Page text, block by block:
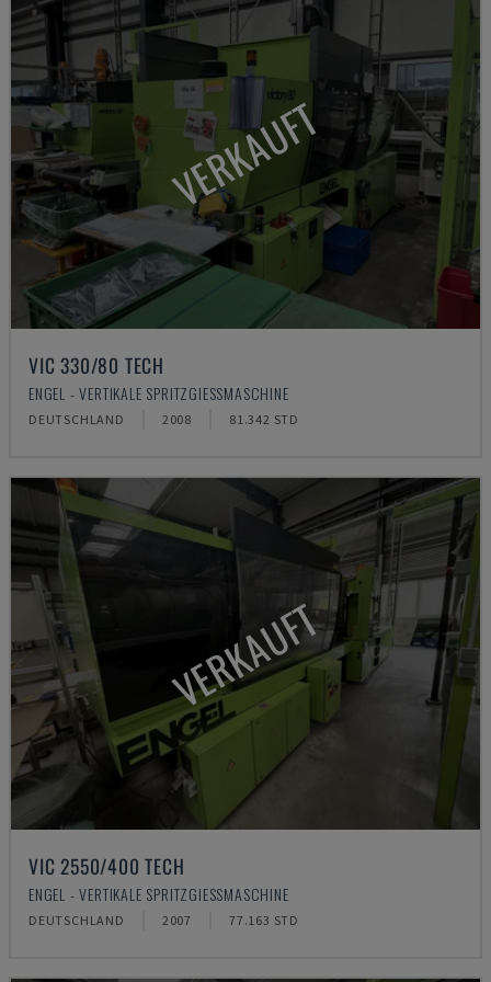
VERKAUFT
VIC 330/80 TECH
ENGEL - VERTIKALE SPRITZGIESSMASCHINE
DEUTSCHLAND 2008 81.342 STD
VERKAUFT
VIC 2550/400 TECH
ENGEL - VERTIKALE SPRITZGIESSMASCHINE
DEUTSCHLAND 2007 77.163 STD